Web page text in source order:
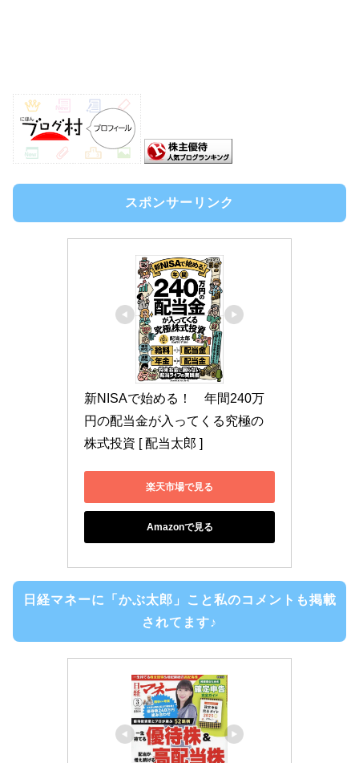
スポンサーリンク
新NISAで始める！　年間240万
円の配当金が入ってくる究極の
株式投資 [ 配当太郎 ]
楽天市場で見る
Amazonで見る
日経マネーに「かぶ太郎」こと私のコメントも掲載
されてます♪